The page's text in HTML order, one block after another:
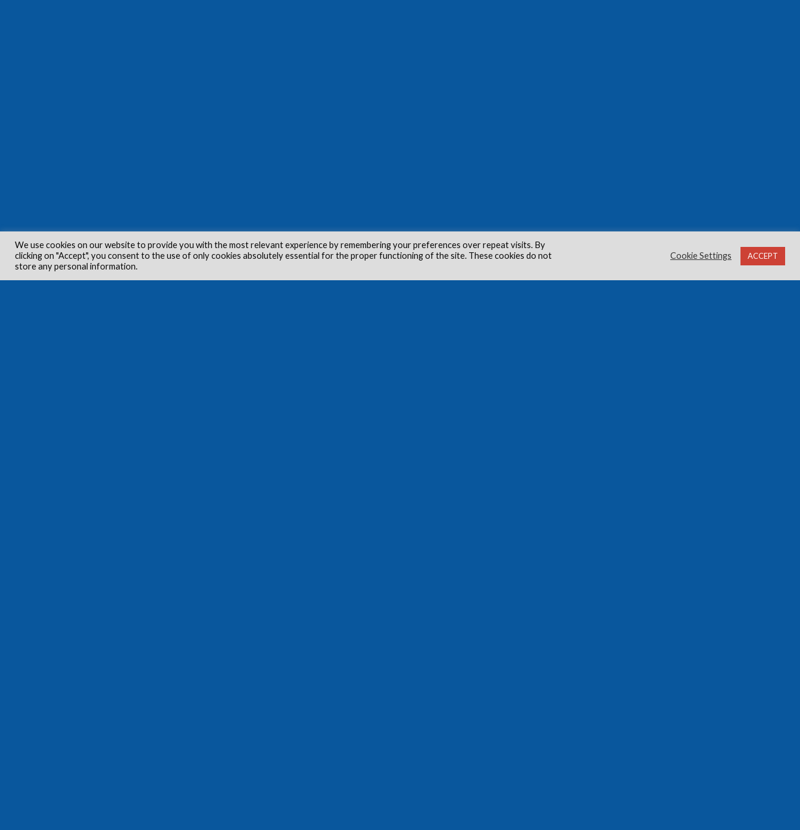
We use cookies on our website to provide you with the most relevant experience by remembering your preferences over repeat visits. By
clicking on "Accept", you consent to the use of only cookies absolutely essential for the proper functioning of the site. These cookies do not
store any personal information.
Cookie Settings ACCEPT